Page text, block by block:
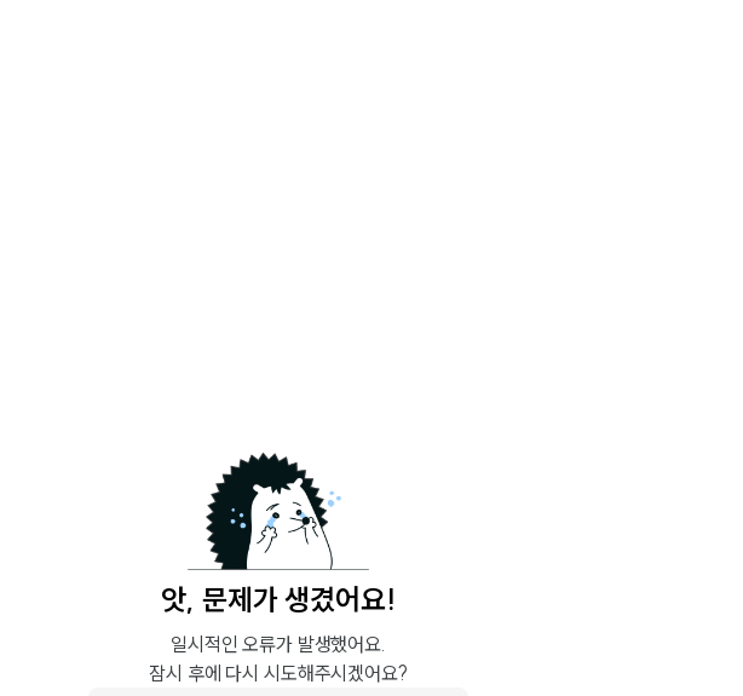
앗, 문제가 생겼어요!
일시적인 오류가 발생했어요.
잠시 후에 다시 시도해주시겠어요?